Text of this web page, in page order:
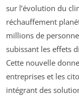
sur l’évolution du
réchauffement
millions de
subissant les effets
Cette nouvelle
entreprises et les
intégrant des